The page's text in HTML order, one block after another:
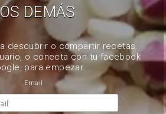
DEMÁS
descubrir o compartir recetas.
o conecta con tu facebook
para empezar.
Email